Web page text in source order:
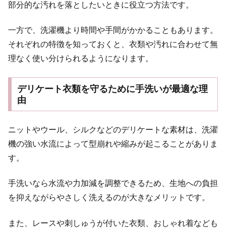
部分的な汚れを落としたいときに役立つ方法です。
一方で、洗濯機より時間や手間がかかることもあります。
それぞれの特徴を知っておくと、衣類や汚れに合わせて無
理なく使い分けられるようになります。
デリケート衣類を守るために手洗いが最適な理
由
ニットやウール、シルクなどのデリケートな素材は、洗濯
機の強い水流によって型崩れや縮みが起こることがありま
す。
手洗いなら水流や力加減を調整できるため、生地への負担
を抑えながらやさしく洗えるのが大きなメリットです。
また、レースや刺しゅうが付いた衣類、おしゃれ着なども